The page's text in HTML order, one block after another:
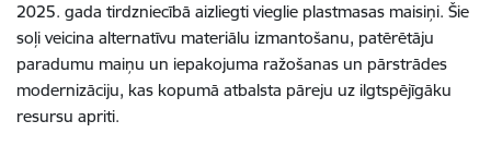
2025. gada tirdzniecībā aizliegti vieglie plastmasas maisiņi. Šie
soļi veicina alternatīvu materiālu izmantošanu, patērētāju
paradumu maiņu un iepakojuma ražošanas un pārstrādes
modernizāciju, kas kopumā atbalsta pāreju uz ilgtspējīgāku
resursu apriti.